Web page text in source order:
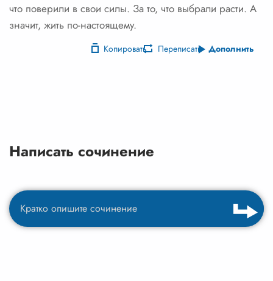
что поверили в свои силы. За то, что выбрали расти. А
значит, жить по-настоящему.
Копировать Переписать Дополнить
Написать сочинение